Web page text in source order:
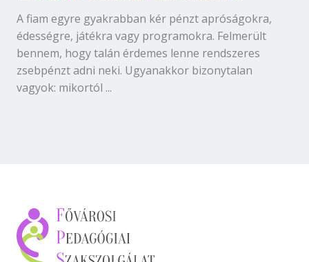
A fiam egyre gyakrabban kér pénzt apróságokra,
édességre, játékra vagy programokra. Felmerült
bennem, hogy talán érdemes lenne rendszeres
zsebpénzt adni neki. Ugyanakkor bizonytalan
vagyok: mikortól ...